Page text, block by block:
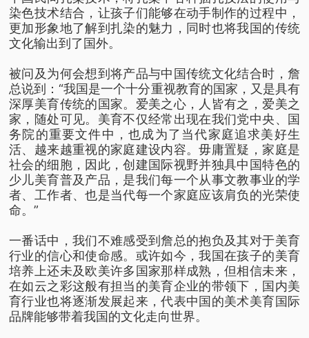
染色技术结合，让孩子们能够在动手制作的过程中，
更加形象地了解到扎染的魅力，同时也将我国的传统
文化输出到了国外。
被问及为何会想到将产品与中国传统文化结合时，詹
总说到：“我国是一个十分重视教育的国家，又是具有
深厚美育传统的国家。爱美之心，人皆有之，爱美之
家，随处可见。美育不仅经常出现在我们党中央、国
务院的重要文件中，也成为了当代家庭追求美好生
活、越来越重视的家庭建设内容。毋庸置疑，家庭是
社会的细胞，因此，创建国际视野并独具中国特色的
少儿美育普及产品，是我们每一个从事文教事业的学
者、工作者、也是当代每一个家庭应该肩负的光荣使
命。”
一番话中，我们不难感受到詹总的抱负及其对于美育
行业的信心和使命感。或许如今，我国在孩子的美育
培养上还未及欧美许多国家那样成熟，但相信未来，
在如云之彩这般有担当的美育企业的带领下，国内美
育行业也将逐渐发展起来，代表中国的美术美育国际
品牌能够带着我国的文化走向世界。